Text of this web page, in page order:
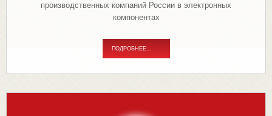
производственных компаний России в электронных
компонентах
ПОДРОБНЕЕ...